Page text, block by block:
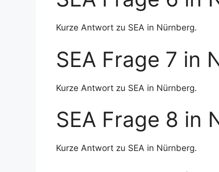
Kurze Antwort zu SEA in Nürnberg.
SEA Frage 7 in
Kurze Antwort zu SEA in Nürnberg.
SEA Frage 8 in
Kurze Antwort zu SEA in Nürnberg.